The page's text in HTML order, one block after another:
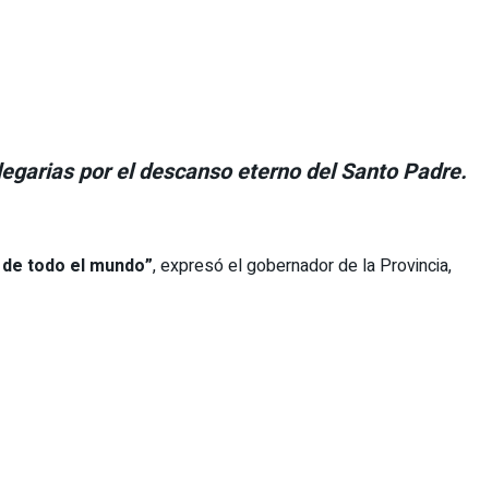
por el descanso eterno del Santo Padre.
todo el mundo”, expresó el gobernador de la Provincia,